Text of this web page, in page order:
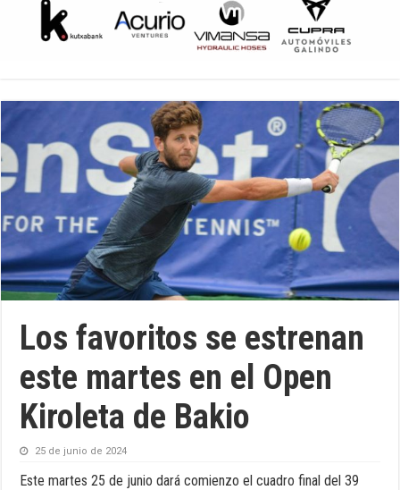
Los favoritos se estrenan
este martes en el Open
Kiroleta de Bakio
25 de junio de 2024
Este martes 25 de junio dará comienzo el cuadro final del 39